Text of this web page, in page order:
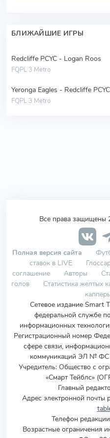
БЛИЖАЙШИЕ ИГРЫ
Redcliffe PCYC - Logan Roos
FQPL 3 Metro
Yeronga Eagles - Redcliffe PCYC
FQPL 3 Metro
Все права защищены
Полная версия сайта
ставок в LIVE
соглашение
Авторы
голов
Статистика желтых
Сетевое издание Smart
федеральной службе
информационных
Регистрационный номер
сфере связи,
коммуникаций ЭЛ № ФС
Учредитель: Общество с
«Смарт Тейблс»
Главный
Адрес электронной почты
Телефон
Возрастные ограничения